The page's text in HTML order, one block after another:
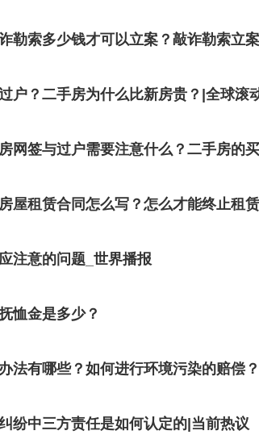
勒索多少钱才可以立案？敲诈勒索立
户？二手房为什么比新房贵？|全球滚
网签与过户需要注意什么？二手房的
屋租赁合同怎么写？怎么才能终止租
注意的问题_世界播报
恤金是多少？
法有哪些？如何进行环境污染的赔偿？
纷中三方责任是如何认定的|当前热议